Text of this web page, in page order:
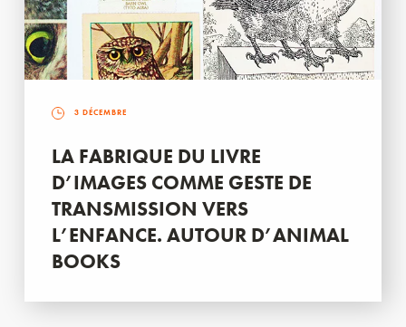
3 DÉCEMBRE
LA FABRIQUE DU LIVRE
D’IMAGES COMME GESTE DE
TRANSMISSION VERS
L’ENFANCE. AUTOUR D’ANIMAL
BOOKS